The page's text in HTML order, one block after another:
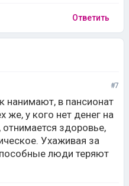
Ответить
#7
нанимают, в пансионат
же, у кого нет денег на
здоровье,
Ухаживая за
люди теряют